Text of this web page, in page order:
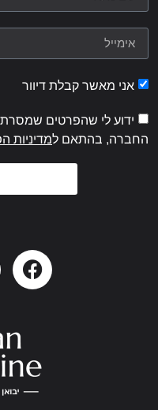
אני מאשר קבלת דיוור
ידוע לי שהפרטים
החברה, בהתאם למדיניות